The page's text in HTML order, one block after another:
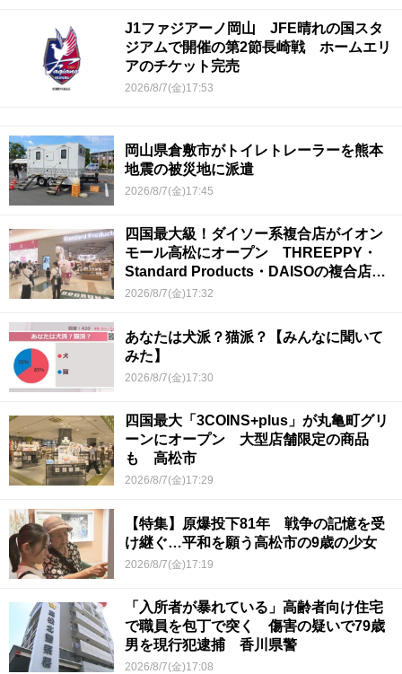
J1ファジアーノ岡山 JFE晴れの国スタ
ジアムで開催の第2節長崎戦 ホームエリ
アのチケット完売
2026/8/7(金)17:53
岡山県倉敷市がトイレトレーラーを熊本
地震の被災地に派遣
2026/8/7(金)17:45
四国最大級！ダイソー系複合店がイオン
モール高松にオープン THREEPPY・
Standard Products・DAISOの複合店は
香川県初
2026/8/7(金)17:32
あなたは犬派？猫派？【みんなに聞いて
みた】
2026/8/7(金)17:30
四国最大「3COINS+plus」が丸亀町グリ
ーンにオープン 大型店舗限定の商品
も 高松市
2026/8/7(金)17:29
【特集】原爆投下81年 戦争の記憶を受
け継ぐ…平和を願う高松市の9歳の少女
2026/8/7(金)17:19
「入所者が暴れている」高齢者向け住宅
で職員を包丁で突く 傷害の疑いで79歳
男を現行犯逮捕 香川県警
2026/8/7(金)17:08